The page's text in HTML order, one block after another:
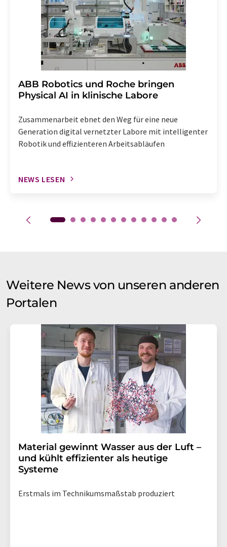
Abbestellung des entsprechenden Newsletters
enthalten.
​​​​​​​ABB Robotics und Roche bringen
Physical AI in klinische Labore
Zusammenarbeit ebnet den Weg für eine neue
Generation digital vernetzter Labore mit intelligenter
Robotik und effizienteren Arbeitsabläufen
NEWS LESEN
Weitere News von unseren anderen
Portalen
Material gewinnt Wasser aus der Luft –
und kühlt effizienter als heutige
Systeme
Erstmals im Technikumsmaßstab produziert